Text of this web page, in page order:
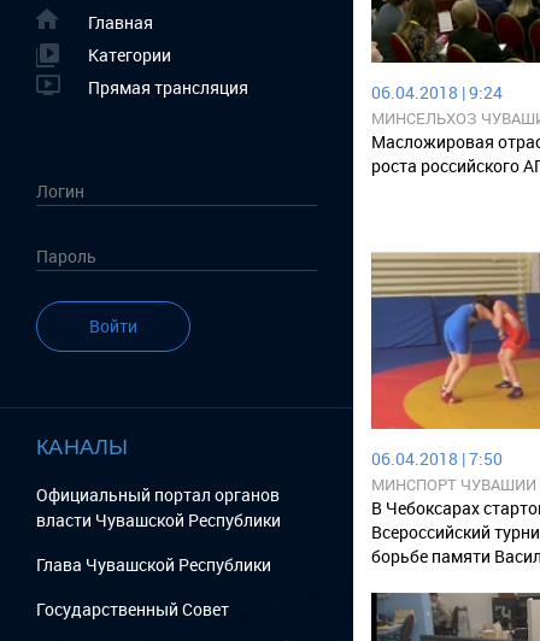
Главная
Категории
Прямая трансляция
Войти
КАНАЛЫ
Официальный портал органов
власти Чувашской Республики
Глава Чувашской Республики
Государственный Cовет
06.04.2018 | 9:24
МИНСЕЛЬХОЗ
Масложировая
роста российского
06.04.2018 | 7:50
МИНСПОРТ ЧУВАШИИ
В Чебоксарах
Всероссийский
борьбе памяти